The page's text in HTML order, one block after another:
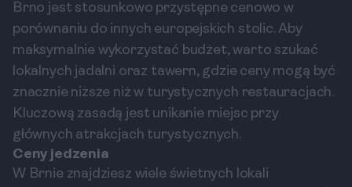
Brno jest stosunkowo przystępne cenowo w
porównaniu do innych europejskich stolic. Aby
maksymalnie wykorzystać budżet, warto szukać
lokalnych jadalni oraz tawern, gdzie ceny mogą być
znacznie niższe niż w turystycznych restauracjach.
Kluczową zasadą jest unikanie miejsc przy
głównych atrakcjach turystycznych.
Ceny jedzenia
W Brnie znajdziesz wiele świetnych lokali